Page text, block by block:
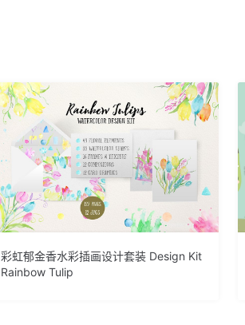
彩虹郁金香水彩插画设计套装 Design Kit
Rainbow Tulip